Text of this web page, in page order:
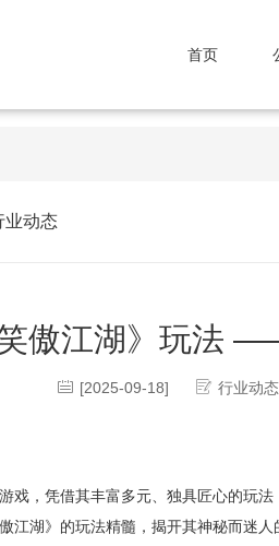
首页
业动态
傲江湖》玩法
[2025-09-18] 行业动态
戏，凭借其丰富多元、独具匠心的玩
江湖》的玩法精髓，揭开其神秘而迷人